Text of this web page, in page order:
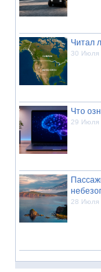
Читал
30 Июля
Что
29 Июля
28 Июля